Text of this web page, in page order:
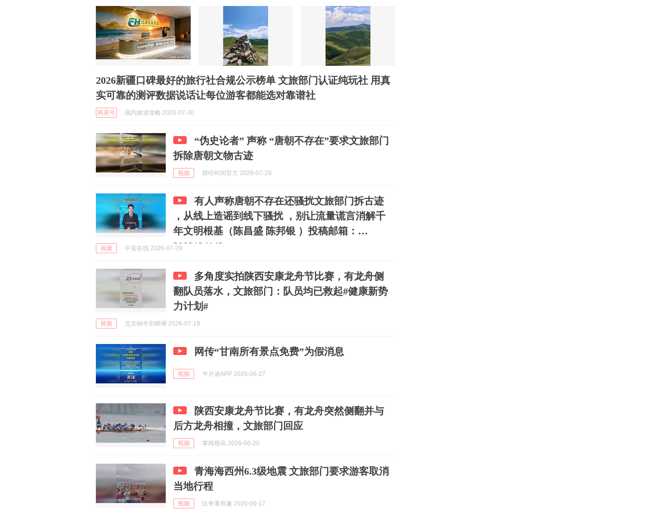
2026新疆口碑最好的旅行社合规公示榜单 文旅部门认证纯玩社 用真
实可靠的测评数据说话让每位游客都能选对靠谱社
网易号 国内旅游攻略 2026-07-30
“伪史论者” 声称 “唐朝不存在”要求文旅部门
拆除唐朝文物古迹
视频 财经时间官方 2026-07-29
有人声称唐朝不存在还骚扰文旅部门拆古迹
，从线上造谣到线下骚扰 ，别让流量谎言消解千
年文明根基（陈昌盛 陈邦银 ）投稿邮箱：
3882124142
视频 中安在线 2026-07-29
多角度实拍陕西安康龙舟节比赛，有龙舟侧
翻队员落水，文旅部门：队员均已救起#健康新势
力计划#
视频 北京蜗牛刘师傅 2026-07-19
网传“甘南所有景点免费”为假消息
视频 半月谈APP 2026-06-27
陕西安康龙舟节比赛，有龙舟突然侧翻并与
后方龙舟相撞，文旅部门回应
视频 掌闻视讯 2026-06-20
青海海西州6.3级地震 文旅部门要求游客取消
当地行程
视频 比奇看有趣 2026-06-17